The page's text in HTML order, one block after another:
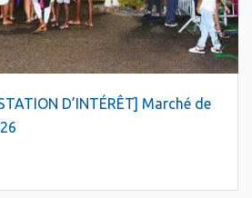
D’INTÉRÊT] Marché de